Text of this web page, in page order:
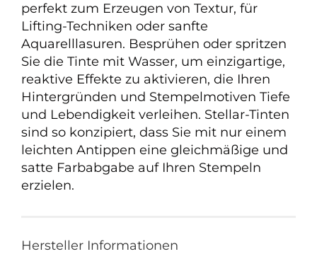
perfekt zum Erzeugen von Textur, für
Lifting-Techniken oder sanfte
Aquarelllasuren. Besprühen oder spritzen
Sie die Tinte mit Wasser, um einzigartige,
reaktive Effekte zu aktivieren, die Ihren
Hintergründen und Stempelmotiven Tiefe
und Lebendigkeit verleihen. Stellar-Tinten
sind so konzipiert, dass Sie mit nur einem
leichten Antippen eine gleichmäßige und
satte Farbabgabe auf Ihren Stempeln
erzielen.
Hersteller Informationen